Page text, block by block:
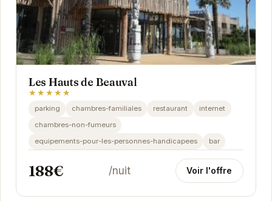
Les Hauts de Beauval
★★★★★
parking chambres-familiales restaurant
internet
chambres-non-fumeurs
equipements-pour-les-personnes-handicapees
bar
188€ /nuit Voir l'offre